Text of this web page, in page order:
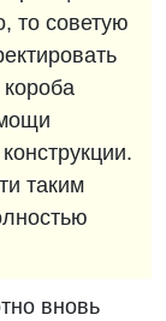
то советую
таким
вновь